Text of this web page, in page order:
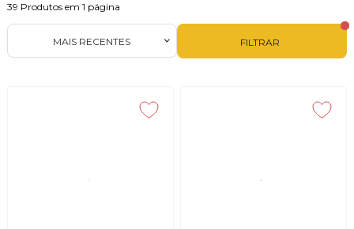
39 Produtos em 1 página
FILTRAR
MAIS RECENTES